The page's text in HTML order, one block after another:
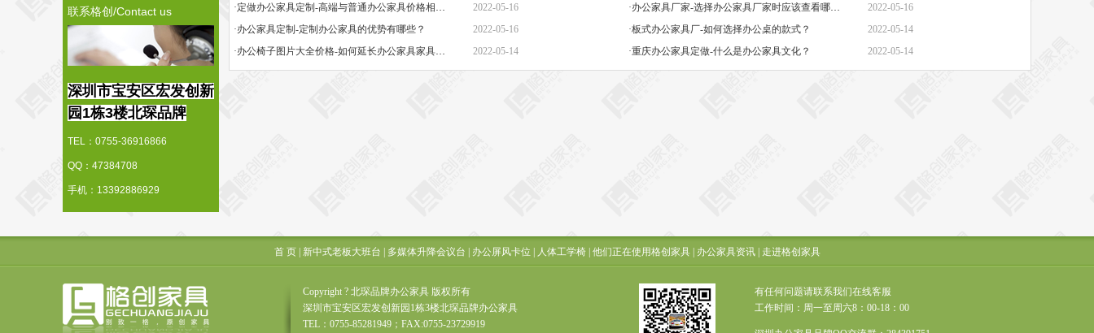
联系格创/Contact us
深圳市宝安区宏发创新
园1栋3楼北琛品牌
TEL：0755-36916866
QQ：47384708
手机：13392886929
·定做办公家具定制-高端与普通办公家具价格相差巨大的原因是什么？ 2022-05-16 ·办公家具厂家-选择办公家具厂家时应该查看哪些方面？
2022-05-16
·办公家具定制-定制办公家具的优势有哪些？
2022-05-16 ·板式办公家具厂-如何选择办公桌的款式？
2022-05-14
·办公椅子图片大全价格-如何延长办公家具家具的保质期？
2022-05-14 ·重庆办公家具定做-什么是办公家具文化？ 2022-05-14
首 页| 新中式老板大班台 多媒体升降会议台 办公屏风卡位 人体工学椅| 他们正在使用格创家具| 办公家具资讯| 走进格创家具
Copyright ? 北琛品牌办公家具 版权所有
深圳市宝安区宏发创新园1栋3楼北琛品牌办公家具
TEL：0755-85281949；FAX:0755-23729919
有任何问题请联系我们在线客服
工作时间：周一至周六8：00-18：00